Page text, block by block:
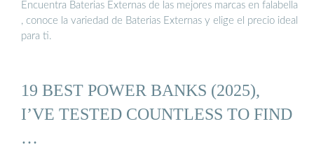
Encuentra Baterias Externas de las mejores marcas en falabella
, conoce la variedad de Baterias Externas y elige el precio ideal
para ti.
19 BEST POWER BANKS (2025),
I’VE TESTED COUNTLESS TO FIND
…